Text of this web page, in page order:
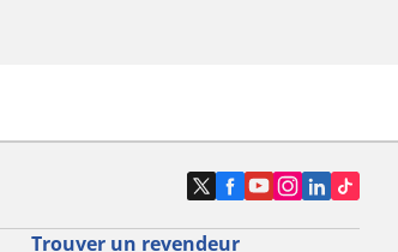
Trouver un revendeur